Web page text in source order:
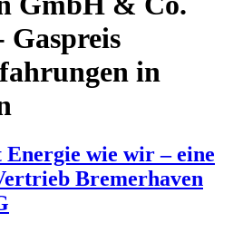
in
wie wir – eine
Bremerhaven